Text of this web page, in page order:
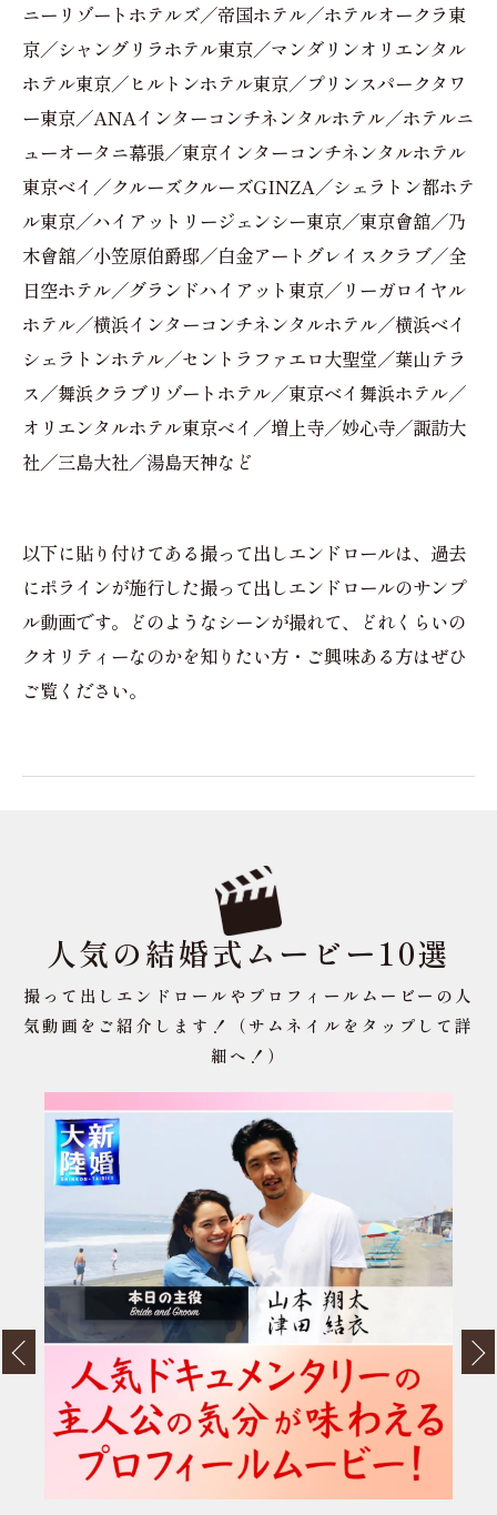
ニーリゾートホテルズ／帝国ホテル／ホテルオークラ東
京／シャングリラホテル東京／マンダリンオリエンタル
ホテル東京／ヒルトンホテル東京／プリンスパークタワ
ー東京／ANAインターコンチネンタルホテル／ホテルニ
ューオータニ幕張／東京インターコンチネンタルホテル
東京ベイ／クルーズクルーズGINZA／シェラトン都ホテ
ル東京／ハイアットリージェンシー東京／東京會舘／乃
木會舘／小笠原伯爵邸／白金アートグレイスクラブ／全
日空ホテル／グランドハイアット東京／リーガロイヤル
ホテル／横浜インターコンチネンタルホテル／横浜ベイ
シェラトンホテル／セントラファエロ大聖堂／葉山テラ
ス／舞浜クラブリゾートホテル／東京ベイ舞浜ホテル／
オリエンタルホテル東京べイ／増上寺／妙心寺／諏訪大
社／三島大社／湯島天神など
以下に貼り付けてある撮って出しエンドロールは、過去
にポラインが施行した撮って出しエンドロールのサンプ
ル動画です。どのようなシーンが撮れて、どれくらいの
クオリティーなのかを知りたい方・ご興味ある方はぜひ
ご覧ください。
人気の結婚式ムービー10選
撮って出しエンドロールやプロフィールムービーの人
気動画をご紹介します！（サムネイルをタップして詳
細へ！）